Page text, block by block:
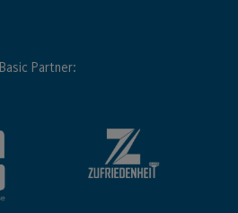
Basic Partner: